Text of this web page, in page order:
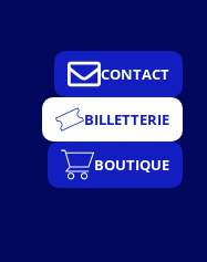
CONTACT
BILLETTERIE
BOUTIQUE